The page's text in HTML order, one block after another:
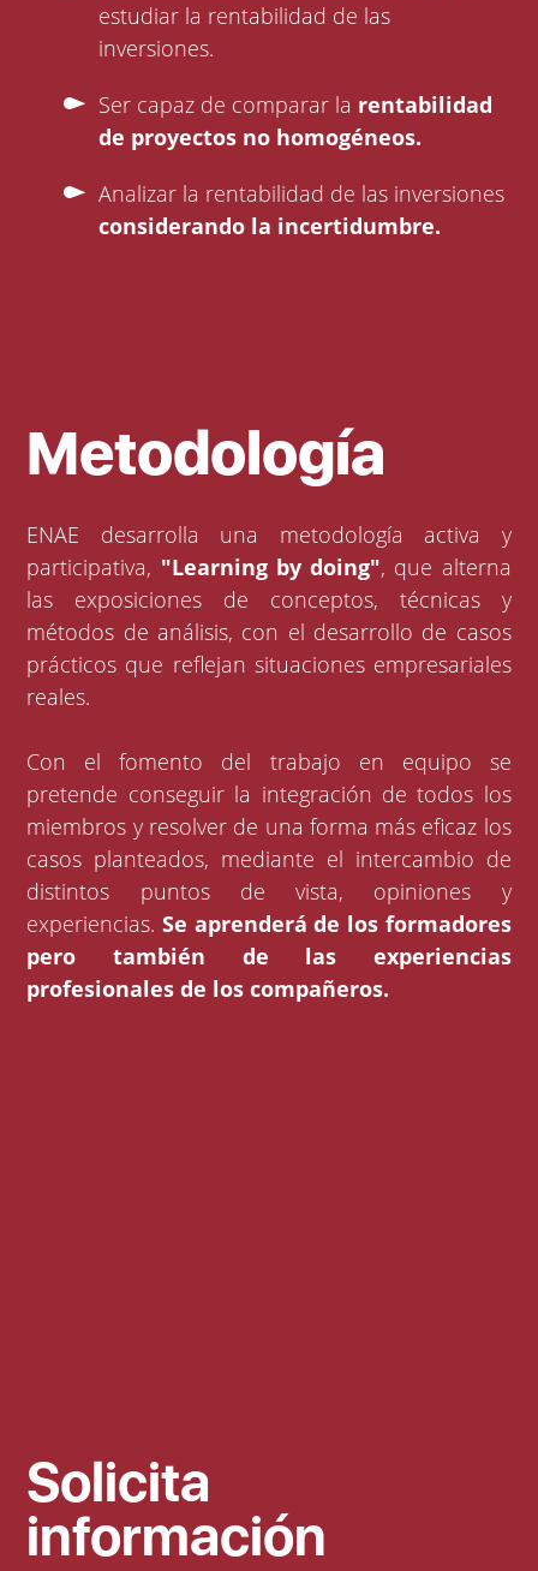
estudiar la rentabilidad de las
inversiones.
Ser capaz de comparar la rentabilidad
de proyectos no homogéneos.
Analizar la rentabilidad de las inversiones
considerando la incertidumbre.
Metodología
ENAE desarrolla una metodología activa y
participativa, "Learning by doing", que alterna
las exposiciones de conceptos, técnicas y
métodos de análisis, con el desarrollo de casos
prácticos que reflejan situaciones empresariales
reales.
Con el fomento del trabajo en equipo se
pretende conseguir la integración de todos los
miembros y resolver de una forma más eficaz los
casos planteados, mediante el intercambio de
distintos puntos de vista, opiniones y
experiencias.Se aprenderá de los formadores
pero también de las experiencias
profesionales de los compañeros.
Solicita
información